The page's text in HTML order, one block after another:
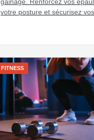
votre posture et sécurisez
FITNESS